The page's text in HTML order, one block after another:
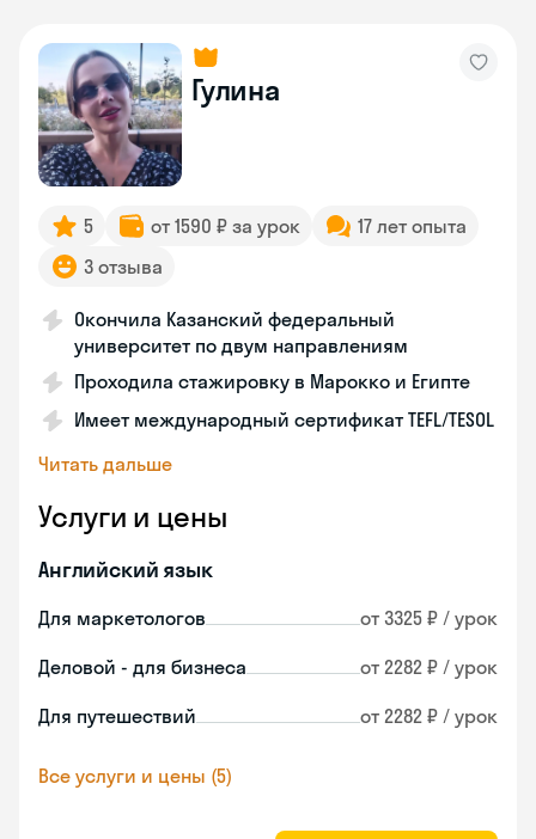
Гулина
5 от 1590 ₽ за урок
17 лет опыта
3 отзыва
Окончила Казанский федеральный
университет по двум направлениям
Проходила стажировку в Марокко и Египте
Имеет международный сертификат TEFL/TESOL
Читать дальше
Услуги и цены
Английский язык
Для маркетологов от 3325 ₽ / урок
Деловой - для бизнеса от 2282 ₽ / урок
Для путешествий от 2282 ₽ / урок
Все услуги и цены (5)